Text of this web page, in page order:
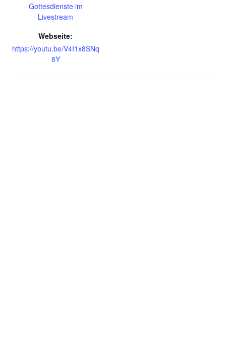
Gottesdienste im
Livestream
Webseite:
https://youtu.be/V4I1x8SNq
8Y